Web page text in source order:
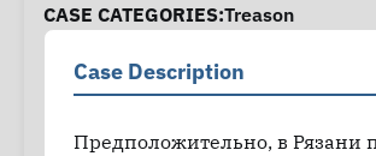
CASE CATEGORIES:Treason
Case Description
Предположительно, в Рязани